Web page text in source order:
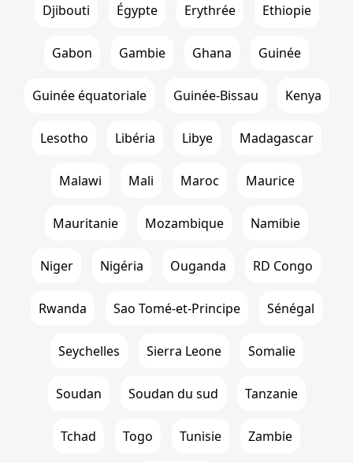
Djibouti Égypte Erythrée Ethiopie
Gabon Gambie Ghana Guinée
Guinée équatoriale Guinée-Bissau Kenya
Lesotho Libéria Libye Madagascar
Malawi Mali Maroc Maurice
Mauritanie Mozambique Namibie
Niger Nigéria Ouganda RD Congo
Rwanda Sao Tomé-et-Principe Sénégal
Seychelles Sierra Leone Somalie
Soudan Soudan du sud Tanzanie
Tchad Togo Tunisie Zambie